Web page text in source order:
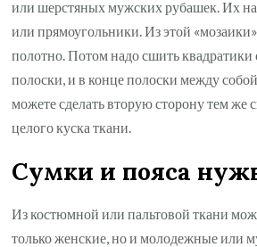
или шерстяных мужских рубашек. Их
или прямоугольники. Из этой
полотно. Потом надо сшить
полоски, и в конце полоски между
можете сделать вторую сторону тем же
целого куска ткани.
Сумки и пояса
Из костюмной или пальтовой ткани
только женские, но и молодежные или